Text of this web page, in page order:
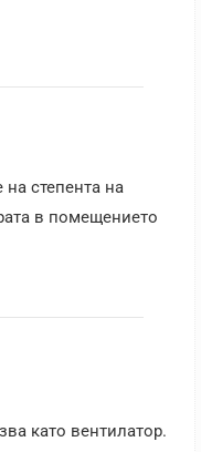
степента на
в помещението
като вентилатор.